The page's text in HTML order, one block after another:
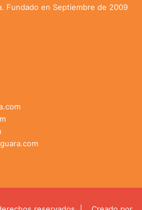
Fundado en Septiembre de 2009